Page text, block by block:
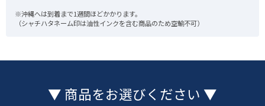
※沖縄へは到着まで1週間ほどかかります。
（シャチハタネーム印は油性インクを含む商品のため空輸不可）
▼ 商品をお選びください ▼